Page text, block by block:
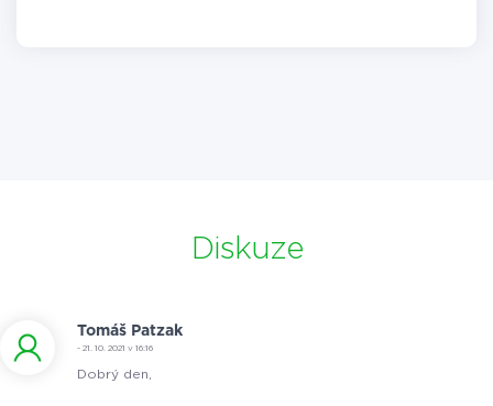
Diskuze
Tomáš Patzak
- 21. 10. 2021 v 16:16
Dobrý den,